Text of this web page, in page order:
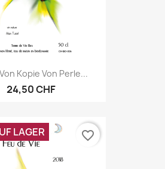
Kopie Von Perle...
24,50 CHF
LAGER favorite_border